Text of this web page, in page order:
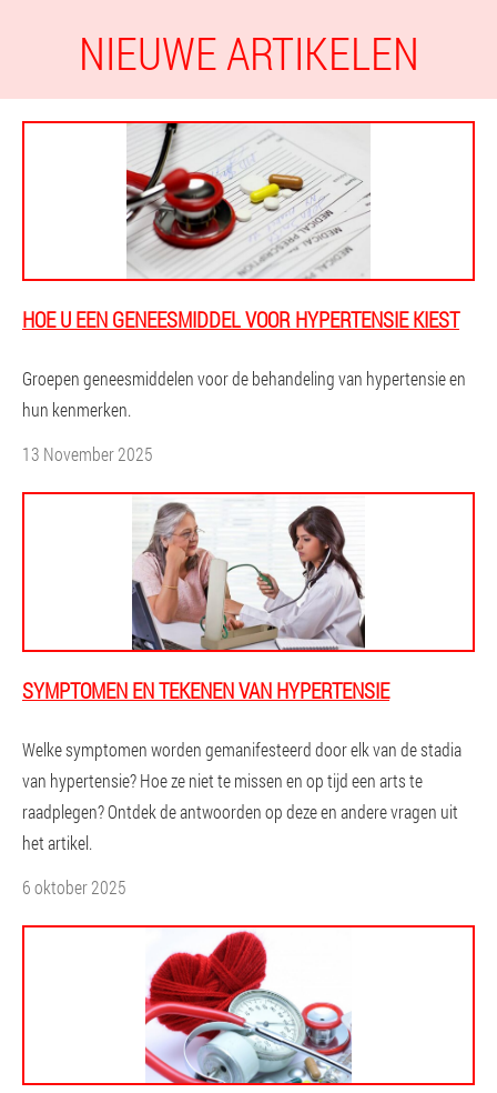
NIEUWE ARTIKELEN
HOE U EEN GENEESMIDDEL VOOR HYPERTENSIE KIEST
Groepen geneesmiddelen voor de behandeling van hypertensie en
hun kenmerken.
13 November 2025
SYMPTOMEN EN TEKENEN VAN HYPERTENSIE
Welke symptomen worden gemanifesteerd door elk van de stadia
van hypertensie? Hoe ze niet te missen en op tijd een arts te
raadplegen? Ontdek de antwoorden op deze en andere vragen uit
het artikel.
6 oktober 2025